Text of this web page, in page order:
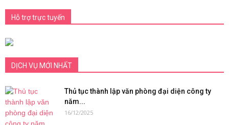
Hỗ trợ trực tuyến
DỊCH VỤ MỚI NHẤT
Thủ tục thành lập văn phòng đại diện công ty
năm...
16/12/2025